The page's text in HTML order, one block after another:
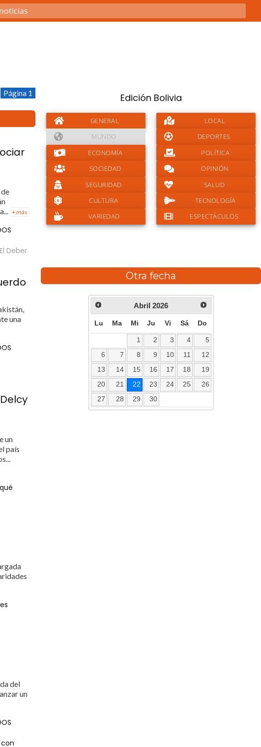
Página 1
+ más
Deber
una
un
país
del
un
Edición Bolivia
GENERAL
LOCAL
MUNDO
DEPORTES
ECONOMÍA
POLÍTICA
SOCIEDAD
OPINIÓN
SEGURIDAD
SALUD
CULTURA
TECNOLOGÍA
VARIEDAD
ESPECTÁCULOS
Otra fecha
Abril 2026
Lu Ma Mi Ju Vi Sá Do
1 2 3 4
5
6
7 8 9 10 11
12
13
14 15 16 17 18
19
20
21 22 23 24 25
26
27
28 29 30